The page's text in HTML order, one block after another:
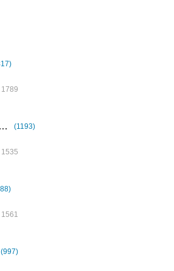
1789
荣耀Magic7系列 (1193)
1535
1561
(997)